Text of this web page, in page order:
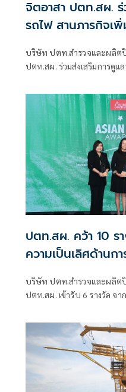
จิตอาสา ปตท.สผ.
รถไฟ สานภารกิจเ
บริษัท ปตท.สำรวจและผลิต
ปตท.สผ. ร่วมส่งเสริมการดูแ
เบญจทัศ
ปตท.สผ. คว้า 10 ร
ความเป็นเลิศด้านก
บริษัท ปตท.สำรวจและผลิต
ปตท.สผ. เข้ารับ 6 รางวัล จา